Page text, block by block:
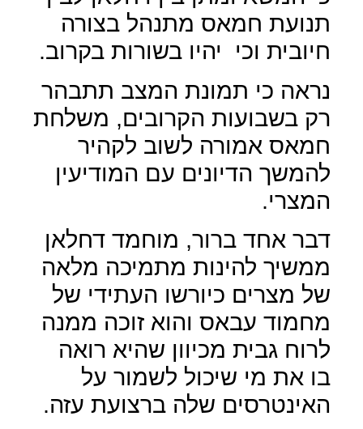
תנועת חמאס מתנהל בצורה
חיובית וכי
יהיו בשורות בקרוב.
נראה כי תמונת המצב תתבהר
רק בשבועות הקרובים, משלחת
חמאס אמורה לשוב לקהיר
להמשך הדיונים עם המודיעין
המצרי.
דבר אחד ברור, מוחמד דחלאן
ממשיך להינות מתמיכה מלאה
של מצרים כיורשו העתידי של
מחמוד עבאס והוא זוכה ממנה
לרוח גבית מכיוון שהיא רואה
בו את מי שיכול לשמור על
האינטרסים שלה ברצועת עזה.